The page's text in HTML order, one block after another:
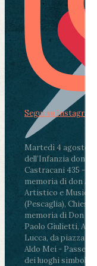
Martedì 4
dell’Infanzia don
Castracani 435 -
memoria di don
Artistico e Musicale
(Pescaglia),
memoria di Don
Paolo Giulietti,
Lucca, da piazza
Aldo Mei -
dei luoghi simbolo
Segui su Instagram